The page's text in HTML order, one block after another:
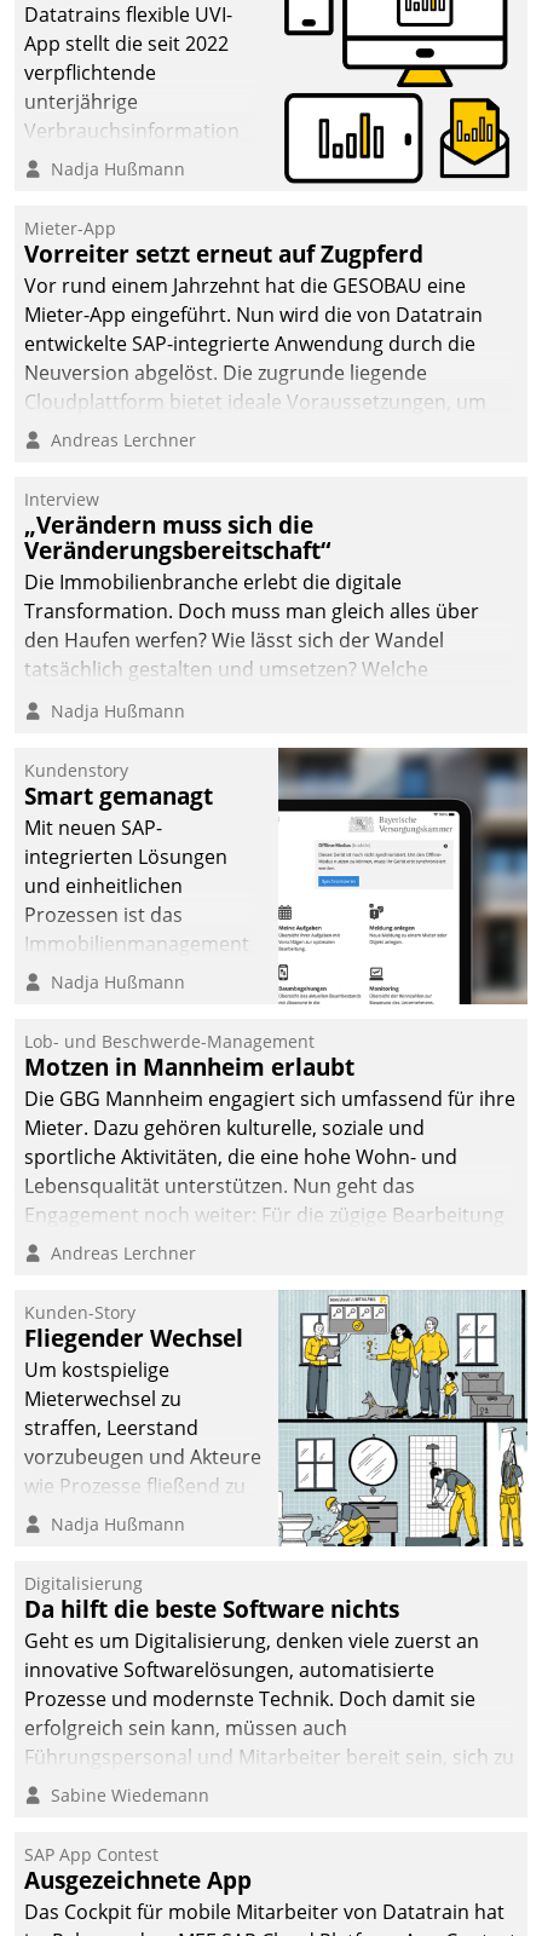
Datatrains flexible UVI-
App stellt die seit 2022
verpflichtende
unterjährige
Verbrauchsinformation
schnell, zuverlässig und
Die monatlichen
Mitteilungen zum
Heizungs- und
Wasserverbrauch gehen
automatisiert, vollständig
und auf Wunsch über
mehrere zuvor
Kommunikationswege bei
Nadja Hußmann
Mieter-App
Vorreiter setzt erneut auf Zugpferd
Vor rund einem Jahrzehnt hat die GESOBAU eine
Mieter-App eingeführt. Nun wird die von Datatrain
entwickelte SAP-integrierte Anwendung durch die
Neuversion abgelöst. Die zugrunde liegende
Cloudplattform bietet ideale Voraussetzungen, um
die Funktionalität der App zu erweitern und weitere
integrieren.
Andreas Lerchner
Interview
„Verändern muss sich die
Veränderungsbereitschaft“
Die Immobilienbranche erlebt die digitale
Transformation. Doch muss man gleich alles über
den Haufen werfen? Wie lässt sich der Wandel
tatsächlich gestalten und umsetzen? Welche
Argumente zählen wirklich?
Nadja Hußmann
Kundenstory
Smart gemanagt
Mit neuen SAP-
integrierten Lösungen
und einheitlichen
Prozessen ist das
Immobilienmanagement
der Bayerischen
Ressort Kapitalanlage für
künftige Aufgaben und
Herausforderungen
gerüstet.
Nadja Hußmann
Lob- und Beschwerde-Management
Motzen in Mannheim erlaubt
Die GBG Mannheim engagiert sich umfassend für ihre
Mieter. Dazu gehören kulturelle, soziale und
sportliche Aktivitäten, die eine hohe Wohn- und
Lebensqualität unterstützen. Nun geht das
Engagement noch weiter: Für die zügige Bearbeitung
von Beschwerden – oder Lob – richtet das
und Beschwerde-Management einen eigenen Kanal
ein.
Andreas Lerchner
Kunden-Story
Fliegender Wechsel
Um kostspielige
Mieterwechsel zu
straffen, Leerstand
vorzubeugen und Akteure
wie Prozesse fließend zu
vernetzen, nutzt die
Jahresbeginn eine
Überblick, Einsicht und
Eingriff bietende Lösung.
Zur Entwicklung setzte
man auf
Cloudtechnologie,
bewährte und Startup-
agile Projektmethoden.
Nadja Hußmann
Digitalisierung
Da hilft die beste Software nichts
Geht es um Digitalisierung, denken viele zuerst an
innovative Softwarelösungen, automatisierte
Prozesse und modernste Technik. Doch damit sie
erfolgreich sein kann, müssen auch
Führungspersonal und Mitarbeiter bereit sein, sich zu
verändern und anzupassen, sonst werden sie an ihr
Sabine Wiedemann
SAP App Contest
Ausgezeichnete App
Das Cockpit für mobile Mitarbeiter von Datatrain hat